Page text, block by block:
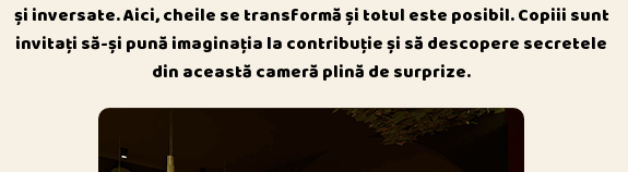
și inversate. Aici, cheile se transformă și totul este posibil. Copiii sunt
invitați să-și pună imaginația la contribuție și să descopere secretele
din această cameră plină de surprize.